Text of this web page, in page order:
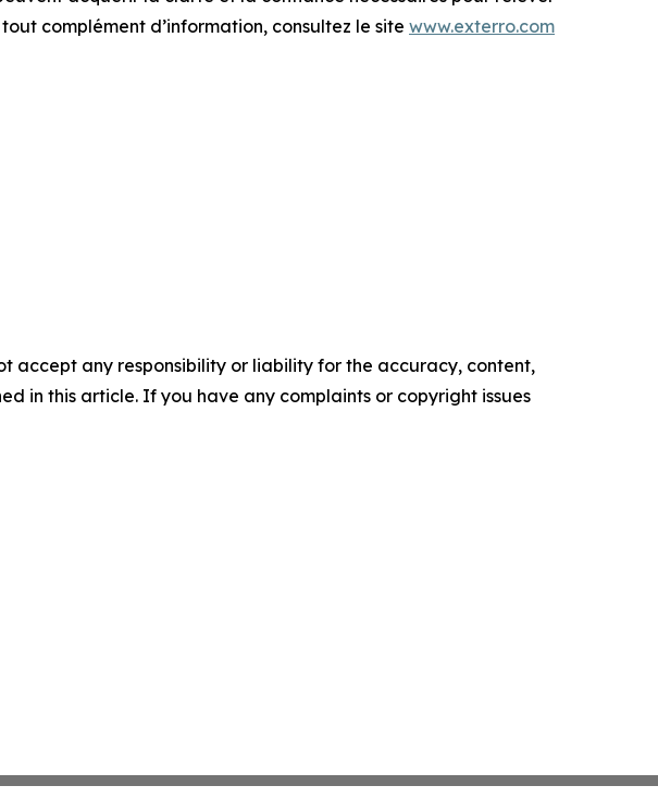
complément d’information, consultez le site www.exterro.com
accept any responsibility or liability for the accuracy, content,
in this article. If you have any complaints or copyright issues